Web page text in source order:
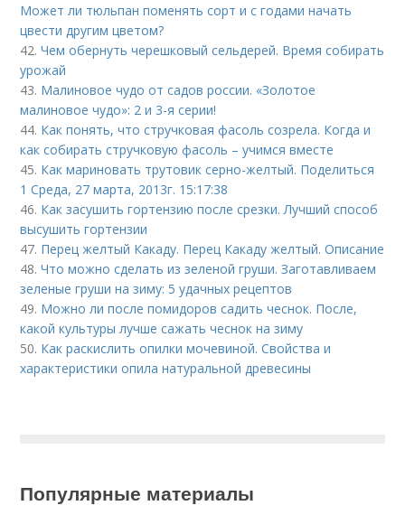
Может ли тюльпан поменять сорт и с годами начать
цвести другим цветом?
42.Чем обернуть черешковый сельдерей. Время собирать
урожай
43. Малиновое чудо от садов россии. «Золотое
малиновое чудо»: 2 и 3-я серии!
44. Как понять, что стручковая фасоль созрела. Когда и
как собирать стручковую фасоль – учимся вместе
45. Как мариновать трутовик серно-желтый. Поделиться
1 Среда, 27 марта, 2013г. 15:17:38
46. Как засушить гортензию после срезки. Лучший способ
высушить гортензии
47. Перец желтый Какаду. Перец Какаду желтый. Описание
48.Что можно сделать из зеленой груши. Заготавливаем
зеленые груши на зиму: 5 удачных рецептов
49. Можно ли после помидоров садить чеснок. После,
какой культуры лучше сажать чеснок на зиму
50. Как раскислить опилки мочевиной. Свойства и
характеристики опила натуральной древесины
Популярные материалы